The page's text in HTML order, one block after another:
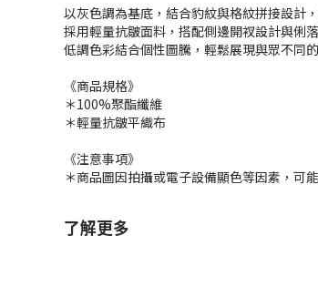
以灰色調為基底，結合豹紋與格紋拼接設計
採用輕量抗皺面料，搭配側邊開衩設計與俐
低調色彩結合個性圖騰，輕鬆展現與眾不同
《商品規格》
＊100%聚酯纖維
＊輕量抗皺平織布
《注意事項》
＊商品圖因拍攝或電子設備顯色等因素，可
了解更多